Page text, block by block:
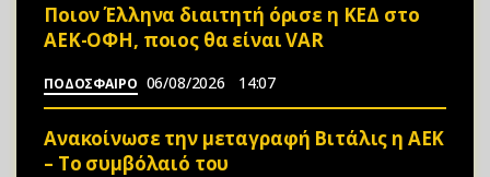
Ποιον Έλληνα διαιτητή όρισε η ΚΕΔ στο
ΑΕΚ-ΟΦΗ, ποιος θα είναι VAR
ΠΟΔΟΣΦΑΙΡΟ 06/08/2026 14:07
Ανακοίνωσε την μεταγραφή Βιτάλις η ΑΕΚ
– Το συμβόλαιό του